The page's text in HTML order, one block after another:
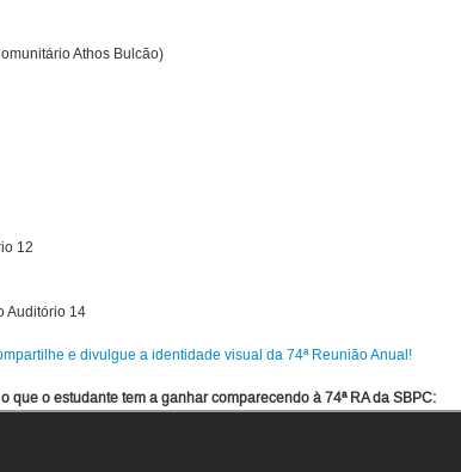
Athos Bulcão)
12
Auditório 14
e divulgue a identidade visual da 74ª Reunião Anual!
que o estudante tem a ganhar comparecendo à 74ª RA da SBPC: